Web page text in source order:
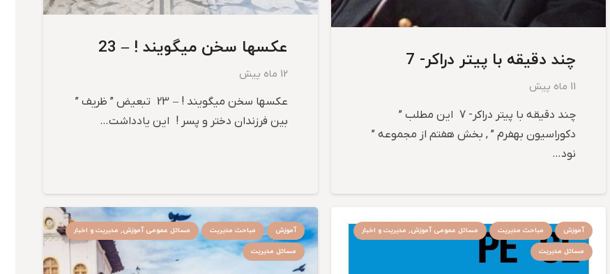
چند دقیقه با پیتر دراکر- 7
11 ماه پیش
چند دقیقه با پیتر دراکر- 7 این مطلب ”
دکوراسیون بهفرم ” , بخش هفتم از مجموعه ”
نود…
عکسها سخن میگویند ! – 23
12 ماه پیش
عکسها سخن میگویند ! – 23 تبعیض ” ظریف ”
بین فرزندان دختر و پسر ! این یادداشت…
آموزش مباحث مدیریت
مسائل عمومی آموزش, مدیریت و اخبار
مسائل مدیریت
آموزش مباحث مدیریت
مسائل عمومی آموزش, مدیریت و اخبار
مسائل مدیریت